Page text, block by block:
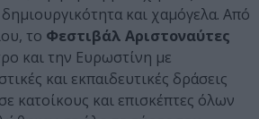
και χαμόγελα. Από
το Φεστιβάλ Αριστοναύτες
και την Ευρωστίνη με
και εκπαιδευτικές δράσεις
κατοίκους και επισκέπτες όλων